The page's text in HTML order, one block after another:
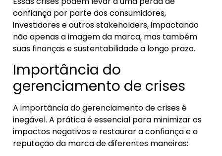
confiança por parte dos consumidores,
investidores e outros stakeholders, impactando
não apenas a imagem da marca, mas também
suas finanças e sustentabilidade a longo prazo.
Importância do
gerenciamento de crises
A importância do gerenciamento de crises é
inegável. A prática é essencial para minimizar os
impactos negativos e restaurar a confiança e a
reputação da marca de diferentes maneiras: